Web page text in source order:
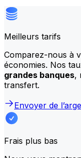
Meilleurs tarifs
Comparez-nous à
économies. Nos
grandes banques,
transfert.
Envoyer de
Frais plus bas